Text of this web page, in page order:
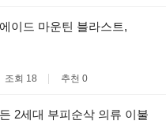
이드 마운틴 블라스트,
조회 18 추천 0
2세대 부피순삭 의류 이불